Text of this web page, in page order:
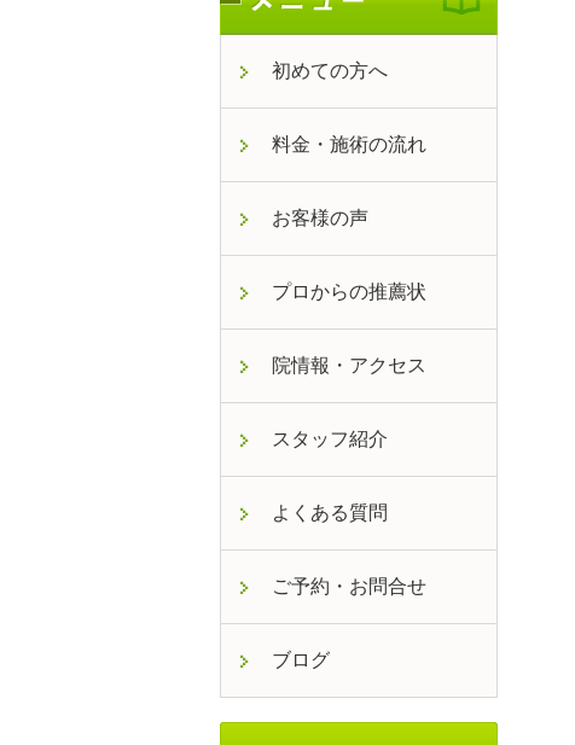
初めての方へ
料金・施術の流れ
お客様の声
プロからの推薦状
院情報・アクセス
スタッフ紹介
よくある質問
ご予約・お問合せ
ブログ